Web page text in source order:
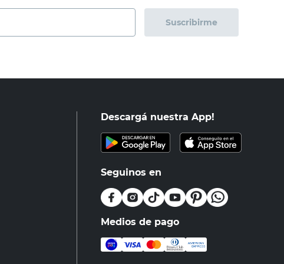
Suscribirme
Descargá nuestra App!
Seguinos en
Medios de pago